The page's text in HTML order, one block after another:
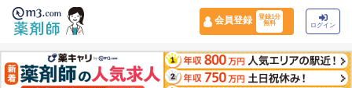
会員登録
登録1分
無料
ログイン